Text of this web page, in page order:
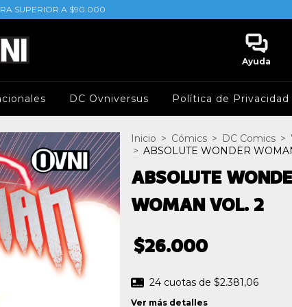
SUPERIOR A $90.000
Ayuda
DC Ovniversus Política de Privacidad
Inicio > Cómics > DC Comics >
> ABSOLUTE WONDER
ABSOLUTE
WOMAN VOL. 2
$26.000
24 cuotas de $2.381,06
Ver más detalles